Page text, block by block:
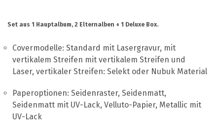
Set aus 1 Hauptalbum, 2 Elternalben + 1 Deluxe Box.
Covermodelle: Standard mit Lasergravur, mit
vertikalem Streifen mit vertikalem Streifen und
Laser, vertikaler Streifen: Selekt oder Nubuk Material
Paperoptionen: Seidenraster, Seidenmatt,
Seidenmatt mit UV-Lack, Velluto-Papier, Metallic mit
UV-Lack